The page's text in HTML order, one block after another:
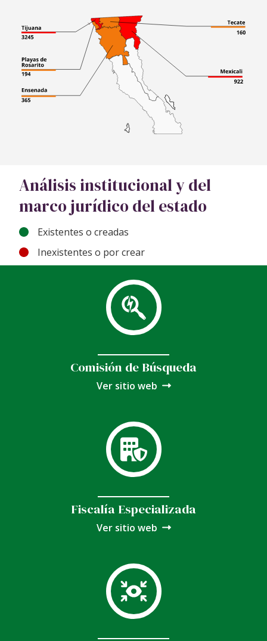
Análisis institucional y del
marco jurídico del estado
Existentes o creadas
Inexistentes o por crear
Comisión de Búsqueda
Ver sitio web
Fiscalía Especializada
Ver sitio web